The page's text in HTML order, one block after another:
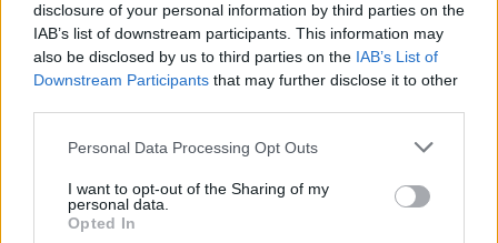
disclosure of your personal information by third parties on the
IAB’s list of downstream participants. This information may
also be disclosed by us to third parties on the IAB’s List of
Downstream Participants that may further disclose it to other
Personal Data Processing Opt Outs
I want to opt-out of the Sharing of my
personal data.
Opted In
Riepilogo stagione
Entrato
3 - 9